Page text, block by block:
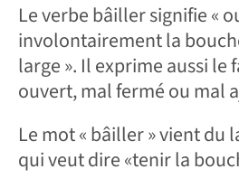
Le verbe bâiller signifie «
involontairement la
large ». Il exprime aussi le
ouvert, mal fermé ou mal
Le mot « bâiller » vient du
qui veut dire «tenir la